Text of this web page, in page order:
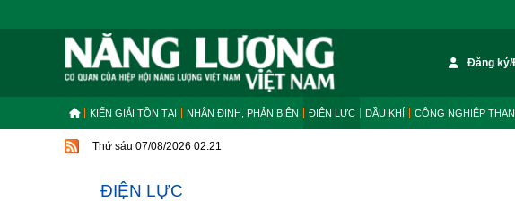
Đăng ký/
KIẾN GIẢI TỒN TẠI NHẬN ĐỊNH, PHẢN BIỆN ĐIỆN LỰC DẦU KHÍ CÔNG NGHIỆP THAN
Thứ sáu 07/08/2026 02:21
ĐIỆN LỰC